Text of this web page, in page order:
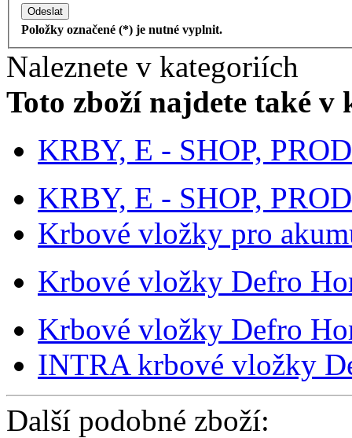
Odeslat
Položky označené (*) je nutné vyplnit.
Naleznete v kategoriích
Toto zboží najdete také v
KRBY, E - SHOP,
KRBY, E - SHOP,
Krbové vložky pro
Krbové vložky Defro
Krbové vložky Defro
INTRA krbové vložky
Další podobné zboží: